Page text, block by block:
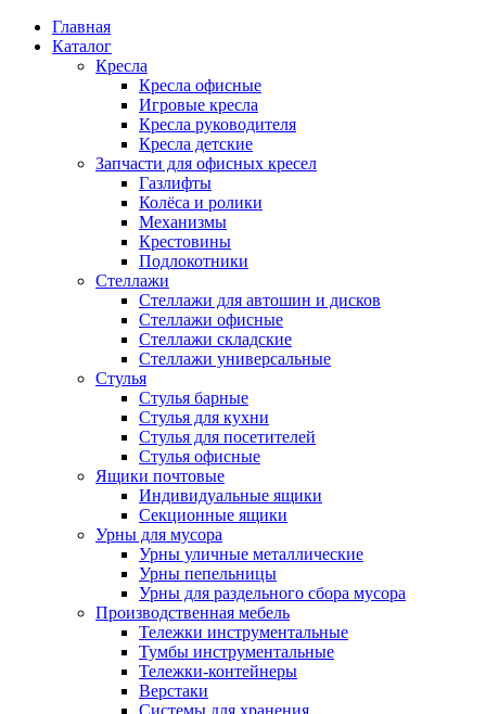
Главная
Каталог
Кресла
Кресла офисные
Игровые кресла
Кресла руководителя
Кресла детские
Запчасти для офисных кресел
Газлифты
Колёса и ролики
Механизмы
Крестовины
Подлокотники
Стеллажи
Стеллажи для автошин и дисков
Стеллажи офисные
Стеллажи складские
Стеллажи универсальные
Стулья
Стулья барные
Стулья для кухни
Стулья для посетителей
Стулья офисные
Ящики почтовые
Индивидуальные ящики
Секционные ящики
Урны для мусора
Урны уличные металлические
Урны пепельницы
Урны для раздельного сбора мусора
Производственная мебель
Тележки инструментальные
Тумбы инструментальные
Тележки-контейнеры
Верстаки
Системы для хранения